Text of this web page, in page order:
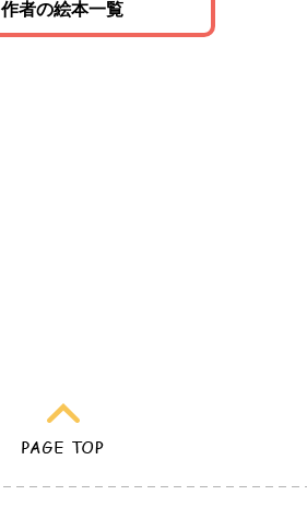
作者の絵本一覧